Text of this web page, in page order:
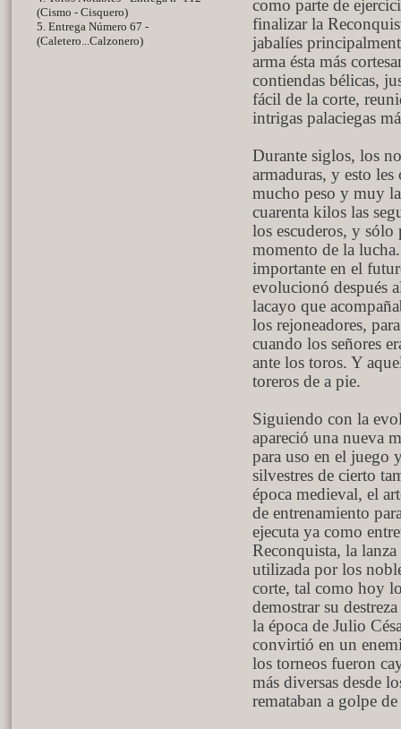
(Cismo - Cisquero)
5. Entrega Número 67 -
(Caletero...Calzonero)
como parte de
finalizar la
jabalíes
arma ésta más
contiendas bélicas,
fácil de la corte,
intrigas palaciegas
Durante siglos, los
armaduras, y esto
mucho peso y muy
cuarenta kilos las
los escuderos, y sólo
momento de la
importante en el
evolucionó después
lacayo que
los rejoneadores,
cuando los señores
ante los toros. Y
toreros de a pie.
Siguiendo con la
apareció una nueva
para uso en el juego
silvestres de cierto
época medieval, el
de entrenamiento
ejecuta ya como
Reconquista, la
utilizada por los
corte, tal como hoy
demostrar su
la época de Julio
convirtió en un
los torneos fueron
más diversas desde
remataban a golpe